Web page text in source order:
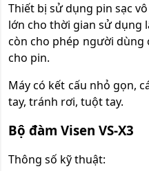
Thiết bị sử dụng pin sạc
lớn cho thời gian sử dụng
còn cho phép người dùng
cho pin.
Máy có kết cấu nhỏ gọn,
tay, tránh rơi, tuột tay.
Bộ đàm Visen VS-X3
Thông số kỹ thuật: